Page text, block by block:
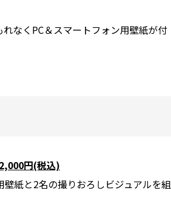
なくPC＆スマートフォン用壁紙が付
円(税込)
紙と2名の撮りおろしビジュアルを組